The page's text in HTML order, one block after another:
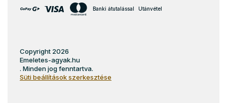
Banki átutalással Utánvétel
Copyright 2026
Emeletes-agyak.hu
. Minden jog fenntartva.
Süti beállítások szerkesztése